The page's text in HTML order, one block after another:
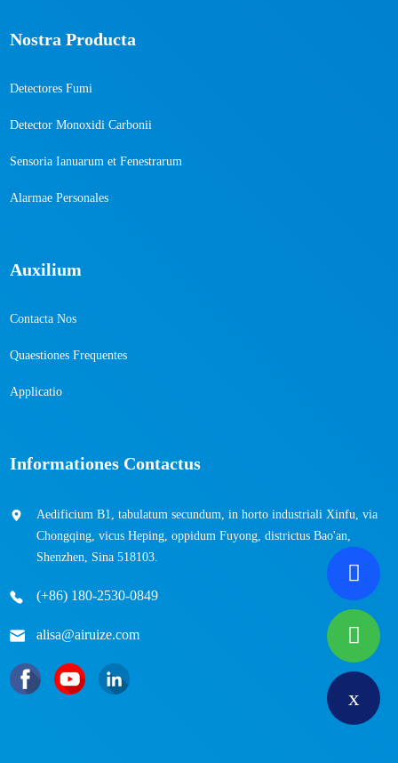
Nostra Producta
Detectores Fumi
Detector Monoxidi Carbonii
Sensoria Ianuarum et Fenestrarum
Alarmae ​​Personales
Auxilium
Contacta Nos
Quaestiones Frequentes
Applicatio
Informationes Contactus
Aedificium B1, tabulatum secundum, in horto industriali Xinfu, via
Chongqing, vicus Heping, oppidum Fuyong, districtus Bao'an,
Shenzhen, Sina 518103.
(+86) 180-2530-0849
alisa@airuize.com